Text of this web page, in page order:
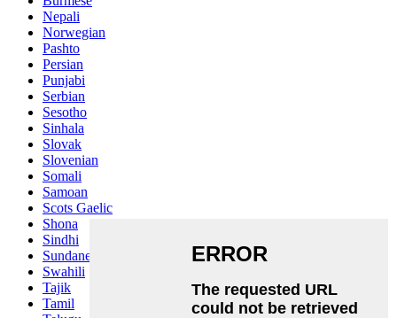
Nepali
Norwegian
Pashto
Persian
Punjabi
Serbian
Sesotho
Sinhala
Slovak
Slovenian
Somali
Samoan
Scots Gaelic
Shona
Sindhi
Sundanese
Swahili
Tajik
Tamil